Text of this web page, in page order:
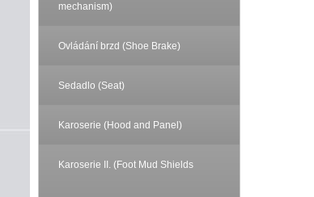
mechanism)
Ovládání brzd (Shoe Brake)
Sedadlo (Seat)
Karoserie (Hood and Panel)
Karoserie II. (Foot Mud Shields